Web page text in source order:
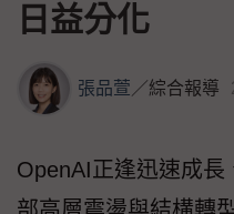
日益分化
張品萱／綜合報導
OpenAI正逢迅速成長